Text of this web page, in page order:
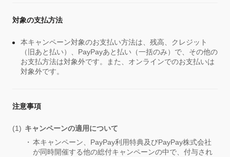
対象の支払方法
本キャンペーン対象のお支払い方法は、残高、クレジット
（旧あと払い）、PayPayあと払い（一括のみ）で、その他の
お支払方法は対象外です。また、オンラインでのお支払いは
対象外です。
注意事項
キャンペーンの適用について
本キャンペーン、PayPay利用特典及びPayPay株式会社
が同時開催する他の総付キャンペーンの中で、付与され